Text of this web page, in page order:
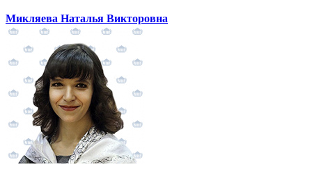
Микляева Наталья Викторовна